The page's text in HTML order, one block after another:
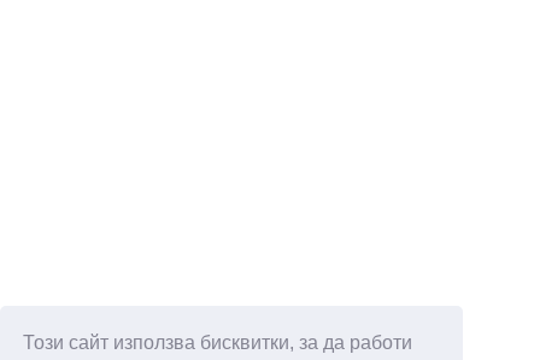
Този сайт използва бисквитки, за да работи